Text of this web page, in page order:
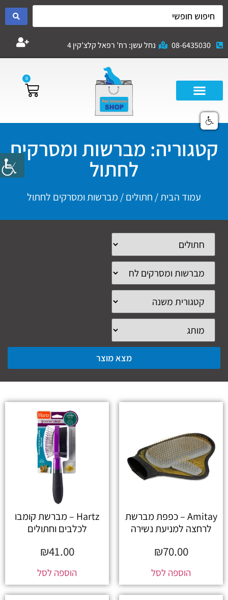
08-6435030 נחל עשן: רח’ רפאל קלצ’קין 4
0
קטגוריה: מברשות ומסרקים
לחתול
עמוד הבית/ חתולים/ מברשות ומסרקים לחתול
מצא מוצר
Amitay – כפפת מברשת
לרחצה למניעת נשירה
₪70.00
הוספה לסל
Hartz – מברשת קומבו
לכלבים וחתולים
₪41.00
הוספה לסל